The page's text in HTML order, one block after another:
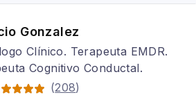
Gonzalez
Clínico. Terapeuta EMDR.
Cognitivo Conductal.
(208)